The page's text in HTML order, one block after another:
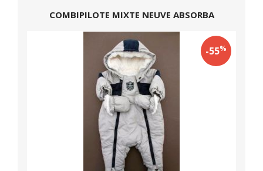
COMBIPILOTE MIXTE NEUVE ABSORBA
-55%